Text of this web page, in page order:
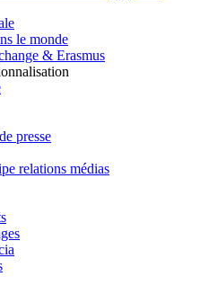
le monde
& Erasmus
presse
relations médias